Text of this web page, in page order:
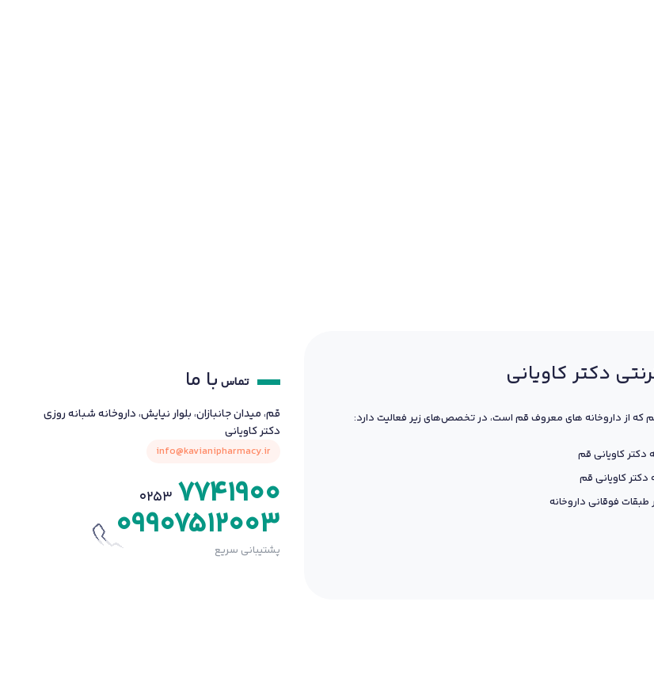
دکتر کاویانی
قم که از داروخانه های معروف قم است، در تخصص‌های زیر فعالیت دارد:
دکتر کاویانی قم
دکتر کاویانی قم
فوقانی داروخانه
تماس با ما
قم، میدان جانبازان، بلوار نیایش، داروخانه شبانه روزی
دکتر کاویانی
info@kavianipharmacy.ir
0253 7741900
09907512003
پشتیبانی سریع